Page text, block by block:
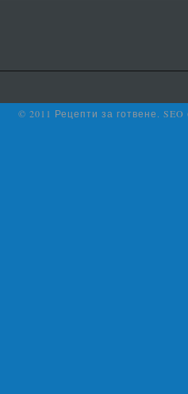
© 2011 Рецепти за готвене.